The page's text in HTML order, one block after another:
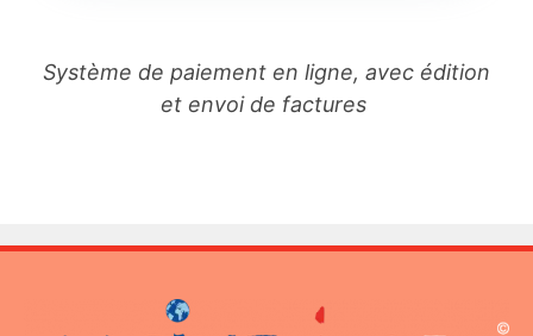
Système de paiement en ligne, avec édition
et envoi de factures